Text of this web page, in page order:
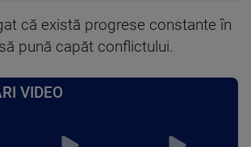
că există progrese constante în
pună capăt conflictului.
VIDEO